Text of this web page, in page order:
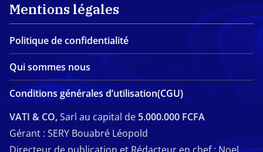
Mentions légales
Politique de confidentialité
Qui sommes nous
Conditions générales d’utilisation(CGU)
VATI & CO,Sarl au capital de 5.000.000 FCFA
Gérant : SERY Bouabré Léopold